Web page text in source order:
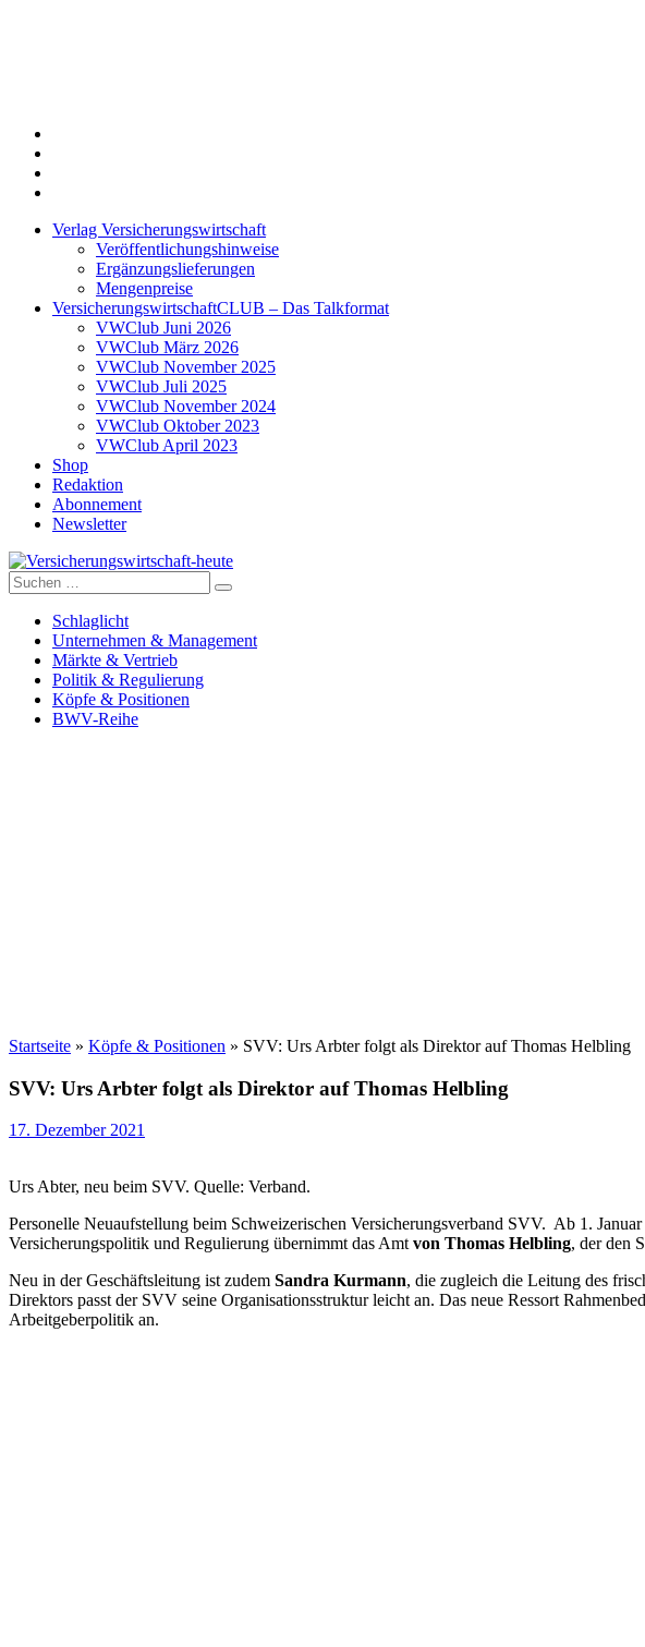
Verlag Versicherungswirtschaft
Veröffentlichungshinweise
Ergänzungslieferungen
Mengenpreise
VersicherungswirtschaftCLUB – Das Talkformat
VWClub Juni 2026
VWClub März 2026
VWClub November 2025
VWClub Juli 2025
VWClub November 2024
VWClub Oktober 2023
VWClub April 2023
Shop
Redaktion
Abonnement
Newsletter
Versicherungswirtschaft-heute
Suche
nach:
Schlaglicht
Unternehmen & Management
Märkte & Vertrieb
Politik & Regulierung
Köpfe & Positionen
BWV-Reihe
Startseite » Köpfe & Positionen » SVV: Urs Arbter folgt als Direktor auf Thomas Helbling
SVV: Urs Arbter folgt als Direktor auf Thomas Helbling
17. Dezember 2021
Urs Abter, neu beim SVV. Quelle: Verband.
Personelle Neuaufstellung beim Schweizerischen Versicherungsverband SVV. Ab 1.
Versicherungspolitik und Regulierung übernimmt das Amtvon Thomas Helbling, der den
Neu in der Geschäftsleitung ist zudem Sandra Kurmann, die zugleich die Leitung des
Direktors passt der SVV seine Organisationsstruktur leicht an. Das neue Ressort
Arbeitgeberpolitik an.